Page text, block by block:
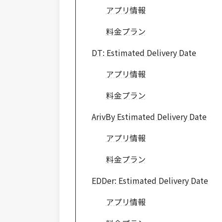
アプリ情報
料金プラン
DT: Estimated Delivery Date
アプリ情報
料金プラン
ArivBy Estimated Delivery Date
アプリ情報
料金プラン
EDDer: Estimated Delivery Date
アプリ情報